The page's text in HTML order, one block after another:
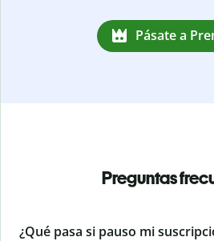
Pásate a
Preguntas
¿Qué pasa si pauso mi